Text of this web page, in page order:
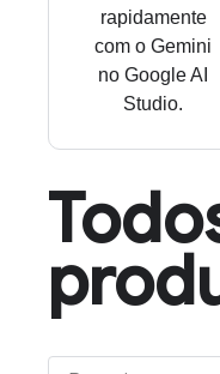
rapidamente
com o Gemini
no Google AI
Studio.